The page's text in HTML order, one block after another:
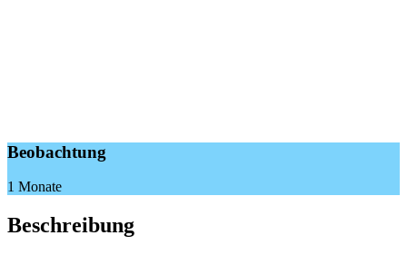
Beobachtung
1 Monate
Beschreibung